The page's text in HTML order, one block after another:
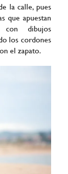
la calle, pues
que apuestan
dibujos
los cordones
el zapato.